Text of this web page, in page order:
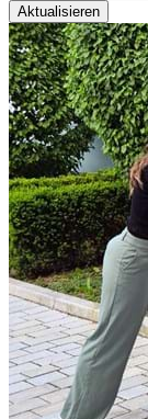
Aktualisieren